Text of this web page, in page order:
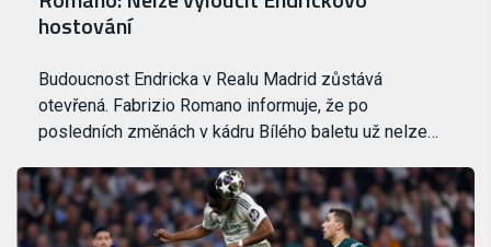
hostování
Budoucnost Endricka v Realu Madrid zůstává
otevřená. Fabrizio Romano informuje, že po
posledních změnách v kádru Bílého baletu už nelze…